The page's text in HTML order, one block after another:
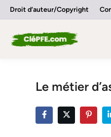
SkipDroit d’auteur/Copyright
Le métier